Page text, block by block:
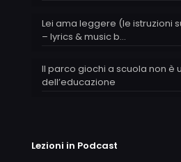
Lei ama leggere (le istruzioni
– lyrics & music b…
Il parco giochi a scuola non è
dell’educazione
Lezioni in Podcast